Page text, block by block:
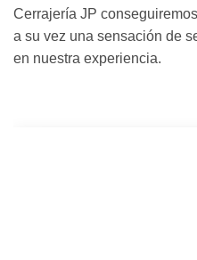
Cerrajería JP
a su vez una sensación de
en nuestra experiencia.